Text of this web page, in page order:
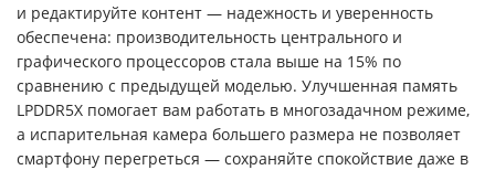
и редактируйте контент — надежность и уверенность
обеспечена: производительность центрального и
графического процессоров стала выше на 15% по
сравнению с предыдущей моделью. Улучшенная память
LPDDR5X помогает вам работать в многозадачном режиме,
а испарительная камера большего размера не позволяет
смартфону перегреться — сохраняйте спокойствие даже в